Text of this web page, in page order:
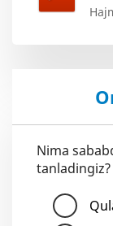
Nima
tanladingiz?